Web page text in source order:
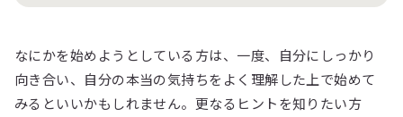
なにかを始めようとしている方は、一度、自分にしっかり
向き合い、自分の本当の気持ちをよく理解した上で始めて
みるといいかもしれません。更なるヒントを知りたい方